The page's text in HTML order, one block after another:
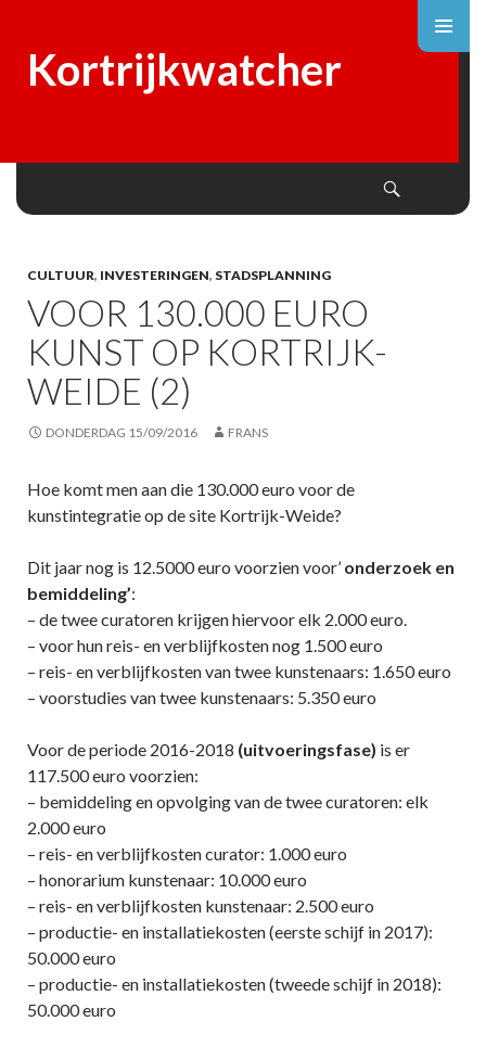
Kortrijkwatcher
CULTUUR, INVESTERINGEN, STADSPLANNING
VOOR 130.000 EURO
KUNST OP KORTRIJK-
WEIDE (2)
DONDERDAG 15/09/2016 FRANS
Hoe komt men aan die 130.000 euro voor de
kunstintegratie op de site Kortrijk-Weide?
Dit jaar nog is 12.5000 euro voorzien voor’ onderzoek en
bemiddeling’:
– de twee curatoren krijgen hiervoor elk 2.000 euro.
– voor hun reis- en verblijfkosten nog 1.500 euro
– reis- en verblijfkosten van twee kunstenaars: 1.650 euro
– voorstudies van twee kunstenaars: 5.350 euro
Voor de periode 2016-2018 (uitvoeringsfase) is er
117.500 euro voorzien:
– bemiddeling en opvolging van de twee curatoren: elk
2.000 euro
– reis- en verblijfkosten curator: 1.000 euro
– honorarium kunstenaar: 10.000 euro
– reis- en verblijfkosten kunstenaar: 2.500 euro
– productie- en installatiekosten (eerste schijf in 2017):
50.000 euro
– productie- en installatiekosten (tweede schijf in 2018):
50.000 euro